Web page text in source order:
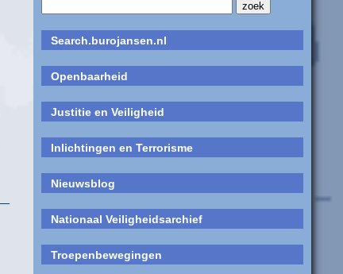
Search.burojansen.nl
Openbaarheid
Justitie en Veiligheid
Inlichtingen en Terrorisme
Nieuwsblog
Nationaal Veiligheidsarchief
Troepenbewegingen